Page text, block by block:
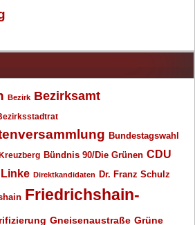
Bezirk Bezirksamt
Bundestagswahl
Bündnis 90/Die Grünen CDU
Linke Direktkandidaten Dr. Franz Schulz
Friedrichshain-
Gneisenaustraße Grüne